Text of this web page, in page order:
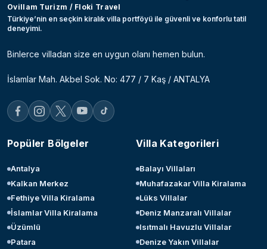
Ovillam Turizm / Floki Travel
Türkiye’nin en seçkin kiralık villa portföyü ile güvenli ve konforlu tatil
deneyimi.
Binlerce villadan size en uygun olanı hemen bulun.
İslamlar Mah. Akbel Sok. No: 477 / 7 Kaş / ANTALYA
Popüler Bölgeler
Antalya
Kalkan Merkez
Fethiye Villa Kiralama
İslamlar Villa Kiralama
Üzümlü
Patara
Villa Kategorileri
Balayı Villaları
Muhafazakar Villa Kiralama
Lüks Villalar
Deniz Manzaralı Villalar
Isıtmalı Havuzlu Villalar
Denize Yakın Villalar